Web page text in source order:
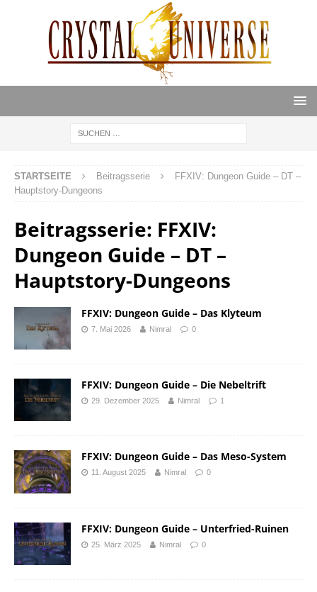
STARTSEITE Beitragsserie
FFXIV: Dungeon Guide – DT –
Hauptstory-Dungeons
Beitragsserie: FFXIV:
Dungeon Guide – DT –
Hauptstory-Dungeons
FFXIV: Dungeon Guide – Das Klyteum
7. Mai 2026 Nimral 0
FFXIV: Dungeon Guide – Die Nebeltrift
29. Dezember 2025 Nimral 1
FFXIV: Dungeon Guide – Das Meso-System
11. August 2025 Nimral 0
FFXIV: Dungeon Guide – Unterfried-Ruinen
25. März 2025 Nimral 0